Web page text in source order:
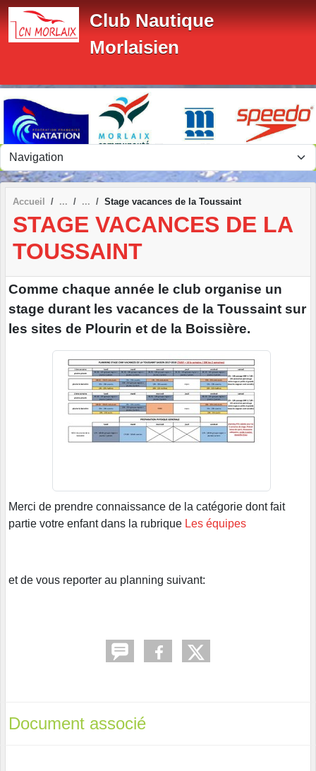
Club Nautique
Morlaisien
Accueil Stage vacances de la Toussaint
STAGE VACANCES DE LA
TOUSSAINT
Comme chaque année le club organise un
stage durant les vacances de la Toussaint sur
les sites de Plourin et de la Boissière.
Merci de prendre connaissance de la catégorie dont fait
partie votre enfant dans la rubrique Les équipes
et de vous reporter au planning suivant:
Document associé
Panneau de gestion des cookies